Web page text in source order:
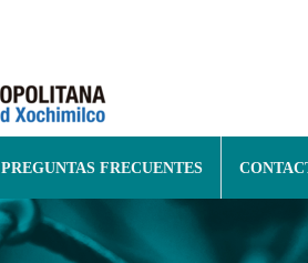
PREGUNTAS FRECUENTES